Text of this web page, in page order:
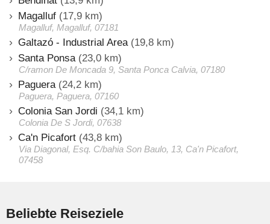
Magalluf (17,9 km)
Magalluf, Magalluf, 07181
Galtazó - Industrial Area (19,8 km)
Santa Ponsa (23,0 km)
C/ramon De Moncada 9, Santa Ponca Calvia, 07180
Paguera (24,2 km)
Paguera, Paguera, 07160
Colonia San Jordi (34,1 km)
Colonia De S Jordi, 07638
Ca'n Picafort (43,8 km)
Via Diagonal, Esq. C/bahia Son Baulo, 13, Ca'n Picafort,
07458
Beliebte Reiseziele